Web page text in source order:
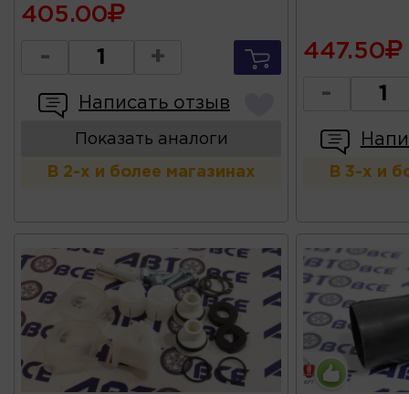
405.00
- +
Написать отзыв
Показать аналоги
В 2-х и более магазинах
447.50
-
В 3-х и